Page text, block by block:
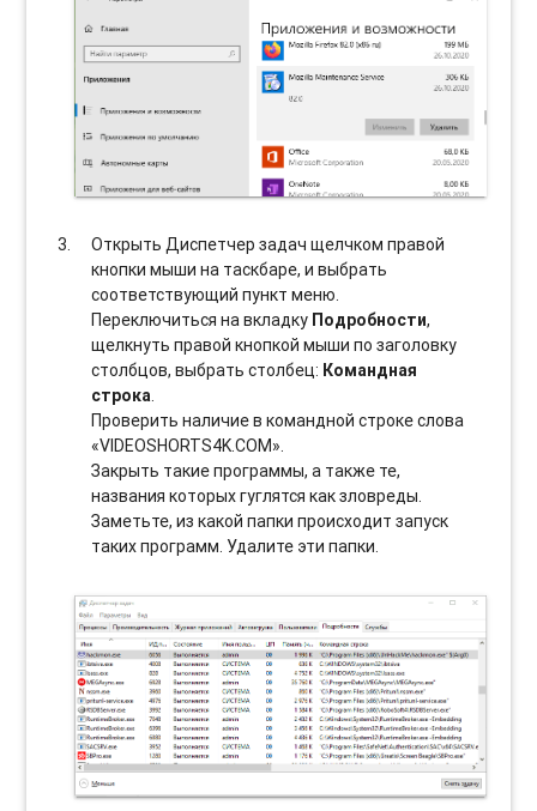
Открыть Диспетчер задач щелчком правой
кнопки мыши на таскбаре, и выбрать
соотвeтствующий пункт меню.
Переключиться на вкладку Подробности,
щелкнуть правой кнопкой мыши по заголовку
столбцов, выбрать столбец: Командная
строка.
Проверить наличие в командной строке слова
«VIDEOSHORTS4K.COM».
Закрыть такие программы, а также те,
названия которых гуглятся как зловреды.
Заметьте, из какой папки происходит запуск
таких программ. Удалите эти папки.